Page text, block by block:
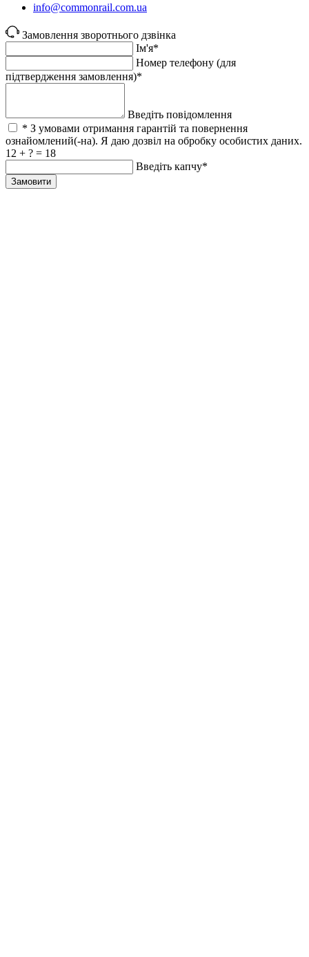
info@commonrail.com.ua
Замовлення зворотнього дзвінка
Ім'я*
Номер телефону (для
підтвердження замовлення)*
Введіть повідомлення
* З умовами отримання гарантій та повернення
ознайомлений(-на). Я даю дозвіл на обробку особистих даних.
12 + ? = 18
Введіть капчу*
Замовити